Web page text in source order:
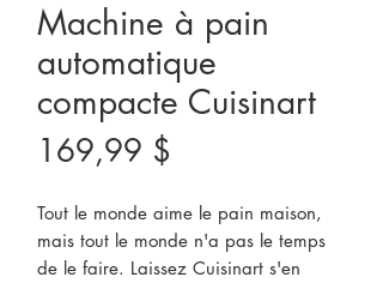
Machine à pain
automatique
compacte Cuisinart
169,99 $
Tout le monde aime le pain maison,
mais tout le monde n'a pas le temps
de le faire. Laissez Cuisinart s'en